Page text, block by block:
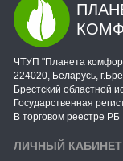
ЧТУП "Планета
224020, Беларусь,
Брестский областной
Государственная
В торговом реестре
ЛИЧНЫЙ КАБИНЕТ